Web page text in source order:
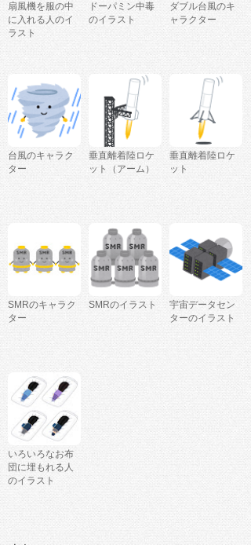
扇風機を服の中
に入れる人のイ
ラスト
ドーパミン中毒
のイラスト
ダブル台風のキ
ャラクター
台風のキャラク
ター
垂直離着陸ロケ
ット（アーム）
垂直離着陸ロケ
ット
SMRのキャラク
ター
SMRのイラスト
宇宙データセン
ターのイラスト
いろいろなお布
団に埋もれる人
のイラスト